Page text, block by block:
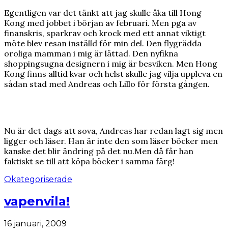
Egentligen var det tänkt att jag skulle åka till Hong
Kong med jobbet i början av februari. Men pga av
finanskris, sparkrav och krock med ett annat viktigt
möte blev resan inställd för min del. Den flygrädda
oroliga mamman i mig är lättad. Den nyfikna
shoppingsugna designern i mig är besviken. Men Hong
Kong finns alltid kvar och helst skulle jag vilja uppleva en
sådan stad med Andreas och Lillo för första gången.
Nu är det dags att sova, Andreas har redan lagt sig men
ligger och läser. Han är inte den som läser böcker men
kanske det blir ändring på det nu.Men då får han
faktiskt se till att köpa böcker i samma färg!
Okategoriserade
vapenvila!
16 januari, 2009